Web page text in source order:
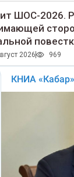
ШОС-2026.
2026 969